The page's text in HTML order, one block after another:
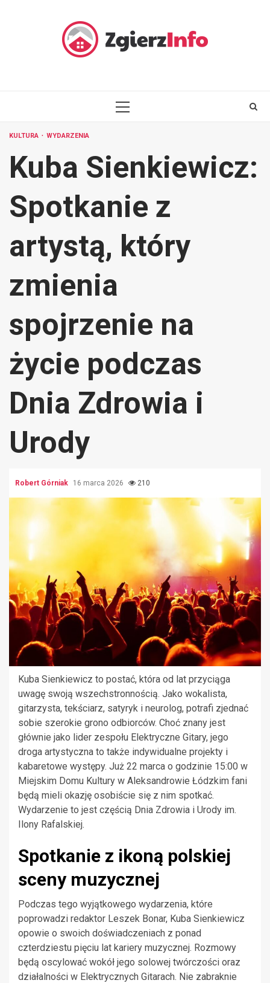
PRIMARY
KULTURA WYDARZENIA
Kuba Sienkiewicz:
Spotkanie z
artystą, który
zmienia
spojrzenie na
życie podczas
Dnia Zdrowia i
Urody
Robert Górniak 16 marca 2026 210
Kuba Sienkiewicz to postać, która od lat przyciąga
uwagę swoją wszechstronnością. Jako wokalista,
gitarzysta, tekściarz, satyryk i neurolog, potrafi zjednać
sobie szerokie grono odbiorców. Choć znany jest
głównie jako lider zespołu Elektryczne Gitary, jego
droga artystyczna to także indywidualne projekty i
kabaretowe występy. Już 22 marca o godzinie 15:00 w
Miejskim Domu Kultury w Aleksandrowie Łódzkim fani
będą mieli okazję osobiście się z nim spotkać.
Wydarzenie to jest częścią Dnia Zdrowia i Urody im.
Ilony Rafalskiej.
Spotkanie z ikoną polskiej
sceny muzycznej
Podczas tego wyjątkowego wydarzenia, które
poprowadzi redaktor Leszek Bonar, Kuba Sienkiewicz
opowie o swoich doświadczeniach z ponad
czterdziestu pięciu lat kariery muzycznej. Rozmowy
będą oscylować wokół jego solowej twórczości oraz
działalności w Elektrycznych Gitarach. Nie zabraknie